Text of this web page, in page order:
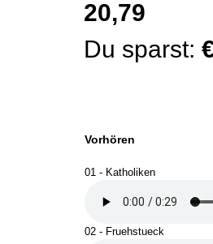
20,79
Du sparst:
Vorhören
01 - Katholiken
02 - Fruehstueck